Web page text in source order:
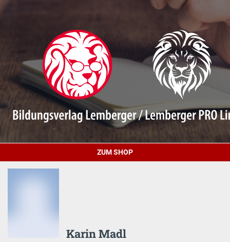
ZUM SHOP
Karin Madl